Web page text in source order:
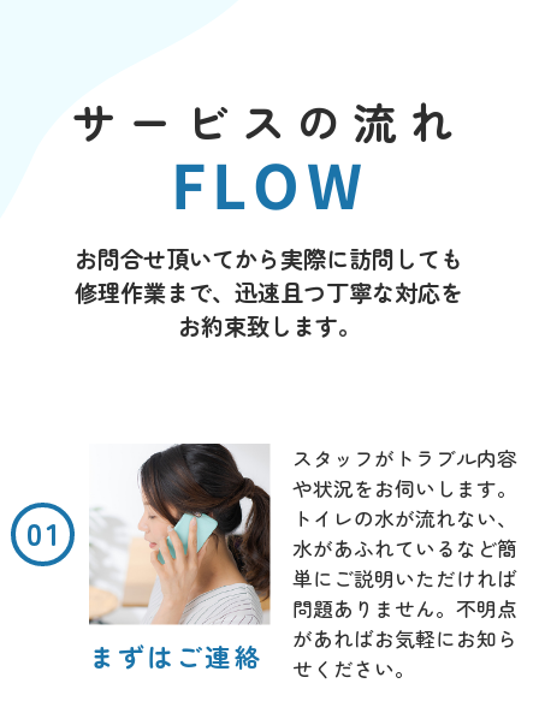
サービスの流れ
FLOW
お問合せ頂いてから実際に訪問しても
修理作業まで、迅速且つ丁寧な対応を
お約束致します。
まずはご連絡
スタッフがトラブル内容
や状況をお伺いします。
トイレの水が流れない、
水があふれているなど簡
単にご説明いただければ
問題ありません。不明点
があればお気軽にお知ら
せください。